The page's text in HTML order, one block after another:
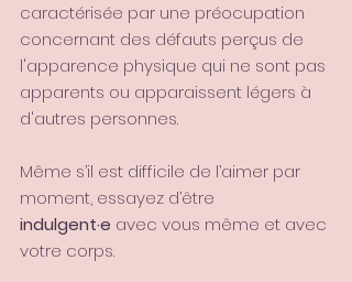
caractérisée par une préocupation
concernant des défauts perçus de
l'apparence physique qui ne sont pas
apparents ou apparaissent légers à
d'autres personnes.
Même s’il est difficile de l’aimer par
moment, essayez d’être
indulgent·e avec vous même et avec
votre corps.